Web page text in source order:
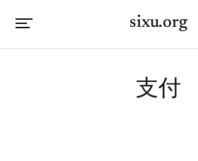
sixu.org
支付